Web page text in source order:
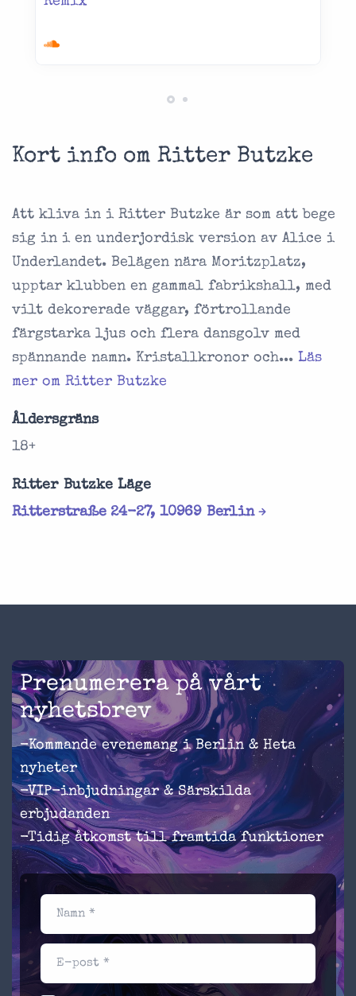
Kort info om Ritter Butzke
Att kliva in i Ritter Butzke är som att bege
sig in i en underjordisk version av Alice i
Underlandet. Belägen nära Moritzplatz,
upptar klubben en gammal fabrikshall, med
vilt dekorerade väggar, förtrollande
färgstarka ljus och flera dansgolv med
spännande namn. Kristallkronor och... Läs
mer om Ritter Butzke
Åldersgräns
18+
Ritter Butzke Läge
Ritterstraße 24-27, 10969 Berlin
Prenumerera på vårt
nyhetsbrev
-Kommande evenemang i Berlin & Heta
nyheter
-VIP-inbjudningar & Särskilda
erbjudanden
-Tidig åtkomst till framtida funktioner
Namn *
E-post *